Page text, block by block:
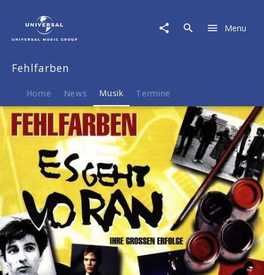
Geht
Grossen
Erf:
Fehlfarben
Menu
Fehlfarben
Home News Musik Termine